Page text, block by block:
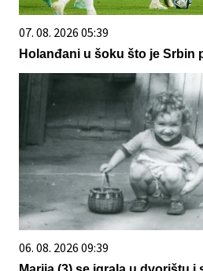
07. 08. 2026 05:39
Holanđani u šoku što je Srbin
06. 08. 2026 09:39